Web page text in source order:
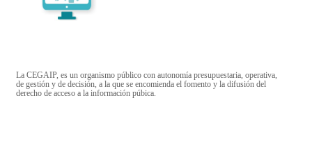
La CEGAIP, es un organismo público con autonomía presupuestaria, operativa,
de gestión y de decisión, a la que se encomienda el fomento y la difusión del
derecho de acceso a la información púbica.